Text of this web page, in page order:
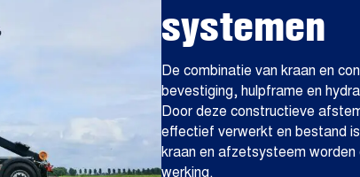
systemen
De combinatie van kraan en
bevestiging, hulpframe en
Door deze constructieve
effectief verwerkt en bestand
kraan en afzetsysteem
werking.